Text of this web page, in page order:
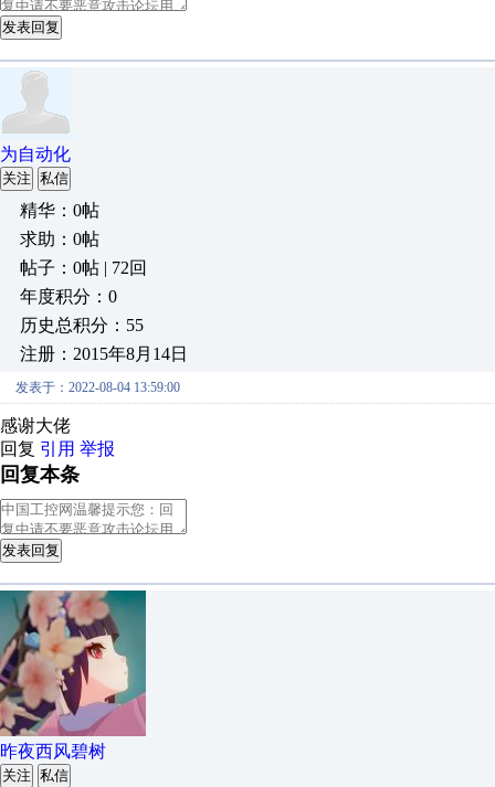
发表回复
为自动化
关注 私信
精华：0帖
求助：0帖
帖子：0帖 | 72回
年度积分：0
历史总积分：55
注册：2015年8月14日
发表于：2022-08-04 13:59:00
感谢大佬
回复 引用 举报
回复本条
发表回复
昨夜西风碧树
关注 私信